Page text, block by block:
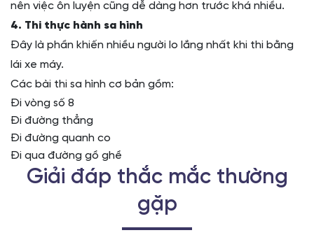
nên việc ôn luyện cũng dễ dàng hơn trước khá nhiều.
4. Thi thực hành sa hình
Đây là phần khiến nhiều người lo lắng nhất khi thi bằng
lái xe máy.
Các bài thi sa hình cơ bản gồm:
Đi vòng số 8
Đi đường thẳng
Đi đường quanh co
Đi qua đường gồ ghề
Giải đáp thắc mắc thường
gặp